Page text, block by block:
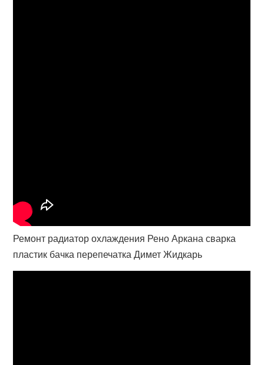
Ремонт радиатор охлаждения Рено Аркана сварка
пластик бачка перепечатка Димет Жидкарь